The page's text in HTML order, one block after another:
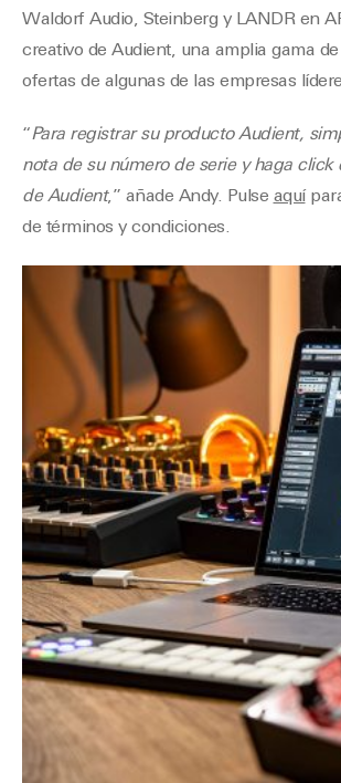
Waldorf Audio, Steinberg y LANDR en
creativo de Audient, una amplia gama
ofertas de algunas de las empresas
“Para registrar su producto Audient,
nota de su número de serie y haga click
de Audient,” añade Andy. Pulse aquí
de términos y condiciones.